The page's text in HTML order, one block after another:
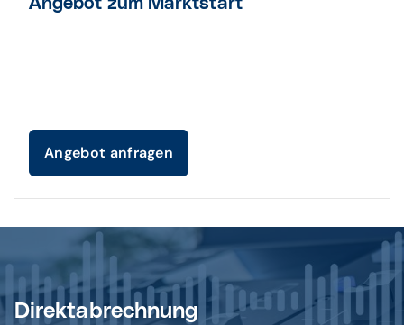
Angebot zum Marktstart
Angebot anfragen
Direktabrechnung